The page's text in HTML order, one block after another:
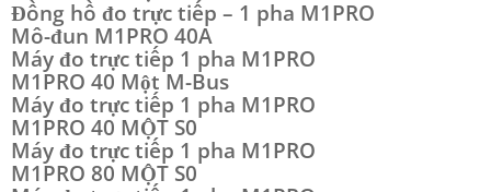
Đồng hồ đo trực tiếp – 1 pha M1PRO
Mô-đun M1PRO 40A
Máy đo trực tiếp 1 pha M1PRO
M1PRO 40 Một M-Bus
Máy đo trực tiếp 1 pha M1PRO
M1PRO 40 MỘT S0
Máy đo trực tiếp 1 pha M1PRO
M1PRO 80 MỘT S0